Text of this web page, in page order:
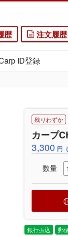
歴 注文履歴
ID登録
残りわずか
カープ
3,300 円
数量
銀行振込 郵